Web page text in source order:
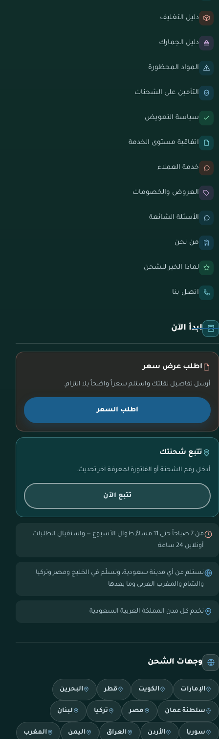
دليل التغليف
دليل الجمارك
المواد المحظورة
التأمين على الشحنات
سياسة التعويض
اتفاقية مستوى الخدمة
خدمة العملاء
العروض والخصومات
الأسئلة الشائعة
من نحن
لماذا الخير للشحن
اتصل بنا
ابدأ الآن
اطلب عرض سعر
أرسل تفاصيل نقلتك واستلم سعراً واضحاً بلا التزام.
اطلب السعر
تتبع شحنتك
أدخل رقم الشحنة أو الفاتورة لمعرفة آخر تحديث.
تتبع الآن
من 7 صباحاً حتى 11 مساءً طوال الأسبوع — واستقبال الطلبات
أونلاين 24 ساعة
نستلم من أي مدينة سعودية، ونسلّم في الخليج ومصر وتركيا
والشام والمغرب العربي وما بعدها
نخدم كل مدن المملكة العربية السعودية
وجهات الشحن
الإمارات الكويت قطر البحرين
سلطنة عمان مصر تركيا لبنان
سوريا الأردن العراق اليمن المغرب